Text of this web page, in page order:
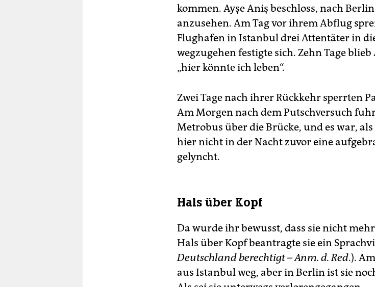
kommen. Ayşe Aniş beschloss, nach
anzusehen. Am Tag vor ihrem Abflug
Flughafen in Istanbul drei Attentäter in
wegzugehen festigte sich. Zehn Tage
„hier könnte ich leben“.
Zwei Tage nach ihrer Rückkehr sperrten
Am Morgen nach dem Putschversuch
Metrobus über die Brücke, und es war,
hier nicht in der Nacht zuvor eine
gelyncht.
Hals über Kopf
Da wurde ihr bewusst, dass sie nicht
Hals über Kopf beantragte sie ein
Deutschland berechtigt – Anm. d. Red.).
aus Istanbul weg, aber in Berlin ist sie